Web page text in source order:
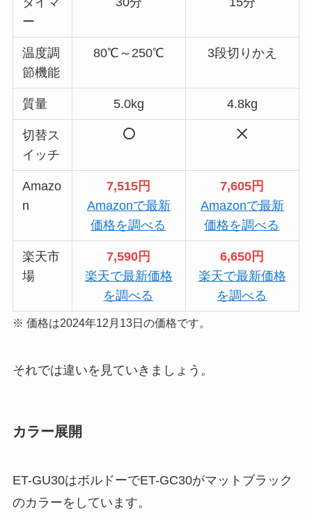
ー
温度調
節機能
80℃～250℃ 3段切りかえ
質量 5.0kg 4.8kg
切替ス
イッチ
Amazo
n
7,515円
Amazonで最新
価格を調べる
7,605円
Amazonで最新
価格を調べる
楽天市
場
7,590円
楽天で最新価格
を調べる
6,650円
楽天で最新価格
を調べる
※ 価格は2024年12月13日の価格です。
それでは違いを見ていきましょう。
カラー展開
ET-GU30はボルドーでET-GC30がマットブラック
のカラーをしています。